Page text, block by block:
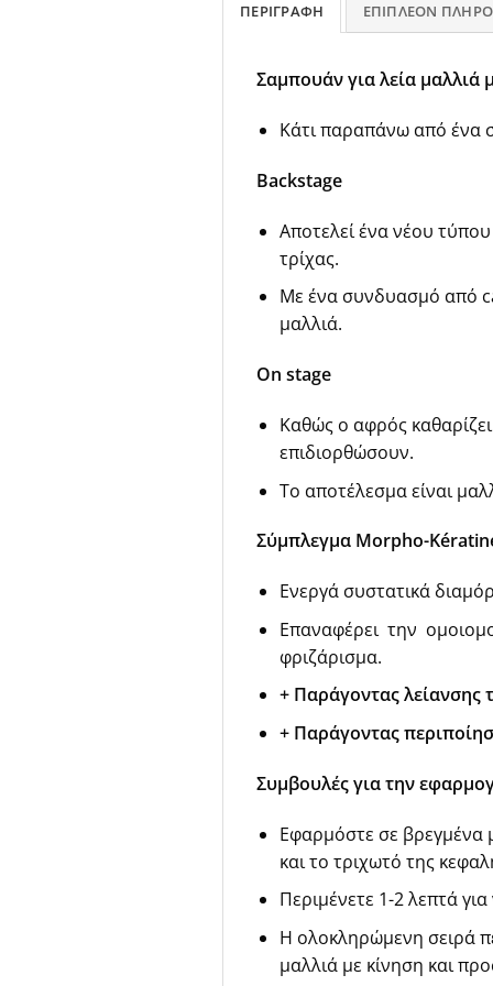
ΠΕΡΙΓΡΑΦΉ ΕΠΙΠΛΈΟΝ
Σαμπουάν για λεία μαλλιά
Κάτι παραπάνω από ένα
Backstage
Αποτελεί ένα νέου
τρίχας.
Με ένα συνδυασμό από
μαλλιά.
On stage
Καθώς ο αφρός
επιδιορθώσουν.
Το αποτέλεσμα είναι
Σύμπλεγμα Morpho-
Ενεργά συστατικά
Επαναφέρει την
φριζάρισμα.
+ Παράγοντας λείανσης
+ Παράγοντας
Συμβουλές για την
Εφαρμόστε σε βρεγμένα
και το τριχωτό της
Περιμένετε 1-2 λεπτά
Η ολοκληρώμενη σειρά
μαλλιά με κίνηση και